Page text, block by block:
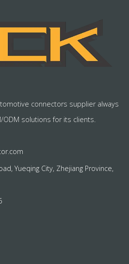
connectors supplier always
ODM solutions for its clients.
Yueqing City, Zhejiang Province,